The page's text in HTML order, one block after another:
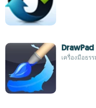
DrawPad
เครื่องมือธร